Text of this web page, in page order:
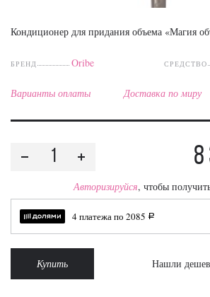
Кондиционер для придания объема «Магия
БРЕНД Oribe СРЕДСТВО
Варианты оплаты Доставка по миру
8
Авторизируйся, чтобы
4 платежа по 2085 a
Купить Нашли